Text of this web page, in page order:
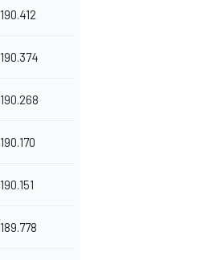
190.412
190.374
190.268
190.170
190.151
189.778